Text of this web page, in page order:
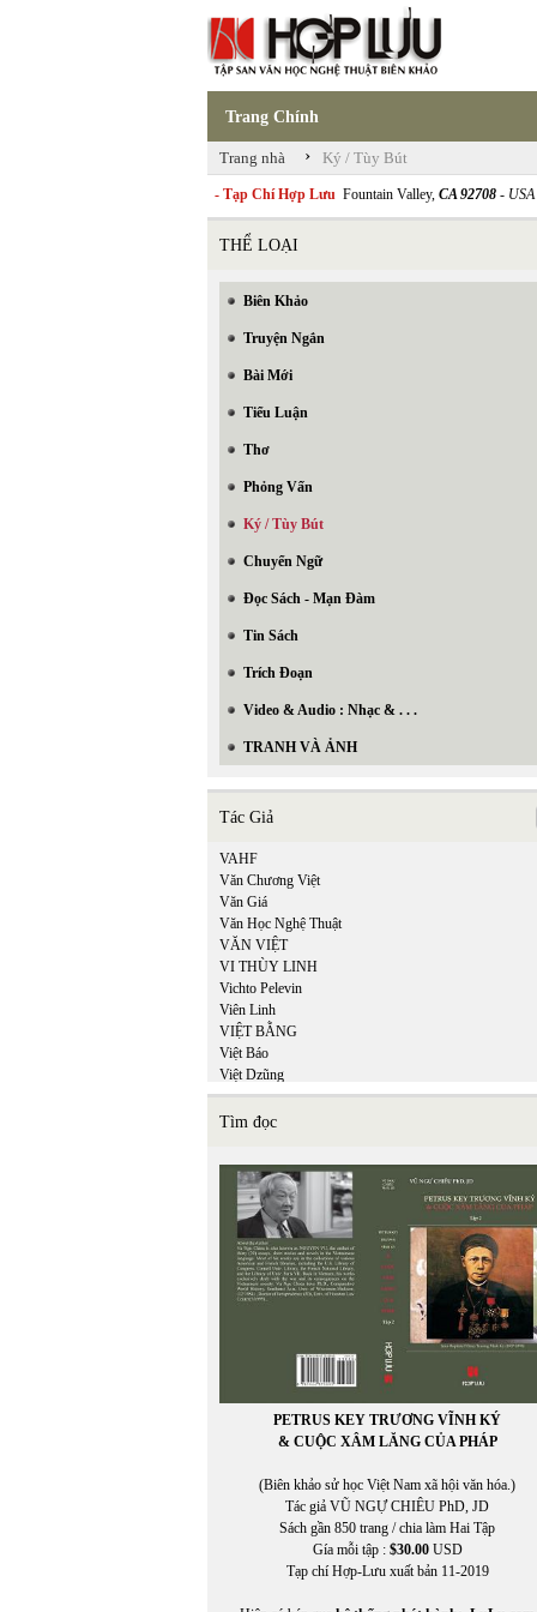
Trang Chính
Trang nhà › Ký / Tùy Bút
- Tạp Chí Hợp Lưu Fountain Valley, CA 92708 - USA
THỂ LOẠI
Biên Khảo
Truyện Ngắn
Bài Mới
Tiểu Luận
Thơ
Phỏng Vấn
Ký / Tùy Bút
Chuyển Ngữ
Đọc Sách - Mạn Đàm
Tin Sách
Trích Đoạn
Video & Audio : Nhạc & . . .
TRANH VÀ ẢNH
Tác Giả
VAHF
Văn Chương Việt
Văn Giá
Văn Học Nghệ Thuật
VĂN VIỆT
VI THÙY LINH
Vichto Pelevin
Viên Linh
VIỆT BẰNG
Việt Báo
Việt Dzũng
Việt Khang
VIỆT MINH
Việt Phương
VIỆT TRÚC
VIETNAM FILM CLUB
VIETNAM FILM CLUB, CHU LYNH, THỤY
VIETNAM.NET
VĨNH HẢO
VĨNH THÔNG
Võ Thị Như Mai
Võ Thị Xuân Hà
VOA ASIA
VOA Tiếng Việt
Vũ Đỗ Hoàng
Tìm đọc
PETRUS KEY TRƯƠNG VĨNH KÝ
& CUỘC XÂM LĂNG CỦA PHÁP
(Biên khảo sử học Việt Nam xã hội văn hóa.)
Tác giả VŨ NGỰ CHIÊU PhD, JD
Sách gần 850 trang / chia làm Hai Tập
Gía mỗi tập : $30.00USD
Tạp chí Hợp-Lưu xuất bản 11-2019